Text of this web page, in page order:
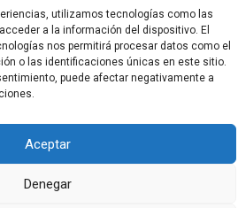
utilizamos tecnologías como las
a la información del dispositivo. El
nos permitirá procesar datos como el
o las identificaciones únicas en este sitio.
puede afectar negativamente a
Aceptar
Denegar
El Funerario Digital | Funciona